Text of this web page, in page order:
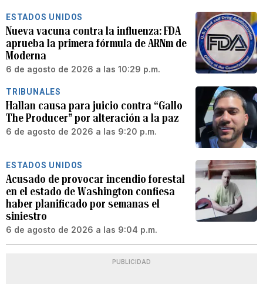
ESTADOS UNIDOS
Nueva vacuna contra la influenza: FDA
aprueba la primera fórmula de ARNm de
Moderna
6 de agosto de 2026 a las 10:29 p.m.
TRIBUNALES
Hallan causa para juicio contra “Gallo
The Producer” por alteración a la paz
6 de agosto de 2026 a las 9:20 p.m.
ESTADOS UNIDOS
Acusado de provocar incendio forestal
en el estado de Washington confiesa
haber planificado por semanas el
siniestro
6 de agosto de 2026 a las 9:04 p.m.
PUBLICIDAD